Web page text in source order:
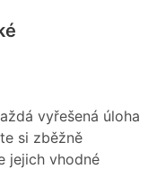
vyřešená úloha
si zběžně
jejich vhodné